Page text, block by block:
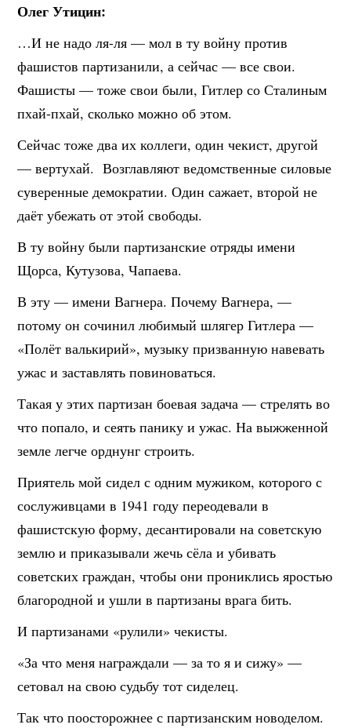
Олег Утицин:
…И не надо ля-ля — мол в ту войну против
фашистов партизанили, а сейчас — все свои.
Фашисты — тоже свои были, Гитлер со Сталиным
пхай-пхай, сколько можно об этом.
Сейчас тоже два их коллеги, один чекист, другой
— вертухай. Возглавляют ведомственные силовые
суверенные демократии. Один сажает, второй не
даёт убежать от этой свободы.
В ту войну были партизанские отряды имени
Щорса, Кутузова, Чапаева.
В эту — имени Вагнера. Почему Вагнера, —
потому он сочинил любимый шлягер Гитлера —
«Полёт валькирий», музыку призванную навевать
ужас и заставлять повиноваться.
Такая у этих партизан боевая задача — стрелять во
что попало, и сеять панику и ужас. На выжженной
земле легче орднунг строить.
Приятель мой сидел с одним мужиком, которого с
сослуживцами в 1941 году переодевали в
фашистскую форму, десантировали на советскую
землю и приказывали жечь сёла и убивать
советских граждан, чтобы они прониклись яростью
благородной и ушли в партизаны врага бить.
И партизанами «рулили» чекисты.
«За что меня награждали — за то я и сижу» —
сетовал на свою судьбу тот сиделец.
Так что поосторожнее с партизанским новоделом.